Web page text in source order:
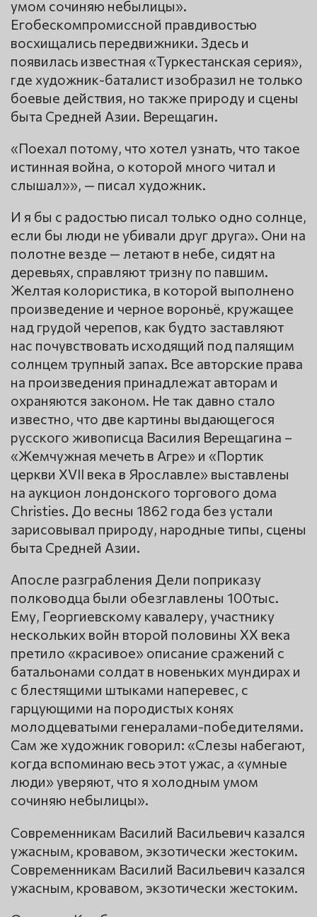
умом сочиняю небылицы».
Егобескомпромиссной правдивостью
восхищались передвижники. Здесь и
появилась известная «Туркестанская серия»,
где художник-баталист изобразил не только
боевые действия, но также природу и сцены
быта Средней Азии. Верещагин.
«Поехал потому, что хотел узнать, что такое
истинная война, о которой много читал и
слышал»», — писал художник.
И я бы с радостью писал только одно солнце,
если бы люди не убивали друг друга». Они на
полотне везде — летают в небе, сидят на
деревьях, справляют тризну по павшим.
Желтая колористика, в которой выполнено
произведение и черное вороньё, кружащее
над грудой черепов, как будто заставляют
нас почувствовать исходящий под палящим
солнцем трупный запах. Все авторские права
на произведения принадлежат авторам и
охраняются законом. Не так давно стало
известно, что две картины выдающегося
русского живописца Василия Верещагина –
«Жемчужная мечеть в Агре» и «Портик
церкви XVII века в Ярославле» выставлены
на аукцион лондонского торгового дома
Christies. До весны 1862 года без устали
зарисовывал природу, народные типы, сцены
быта Средней Азии.
Апосле разграбления Дели поприказу
полководца были обезглавлены 100тыс.
Ему, Георгиевскому кавалеру, участнику
нескольких войн второй половины XX века
претило «красивое» описание сражений с
батальонами солдат в новеньких мундирах и
с блестящими штыками наперевес, с
гарцующими на породистых конях
молодцеватыми генералами-победителями.
Сам же художник говорил: «Слезы набегают,
когда вспоминаю весь этот ужас, а «умные
люди» уверяют, что я холодным умом
сочиняю небылицы».
Современникам Василий Васильевич казался
ужасным, кровавом, экзотически жестоким.
Современникам Василий Васильевич казался
ужасным, кровавом, экзотически жестоким.